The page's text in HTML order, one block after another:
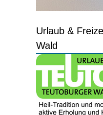
Urlaub &
Wald